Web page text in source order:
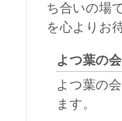
ち合いの場
を心よりお
よつ葉の
よつ葉の
ます。